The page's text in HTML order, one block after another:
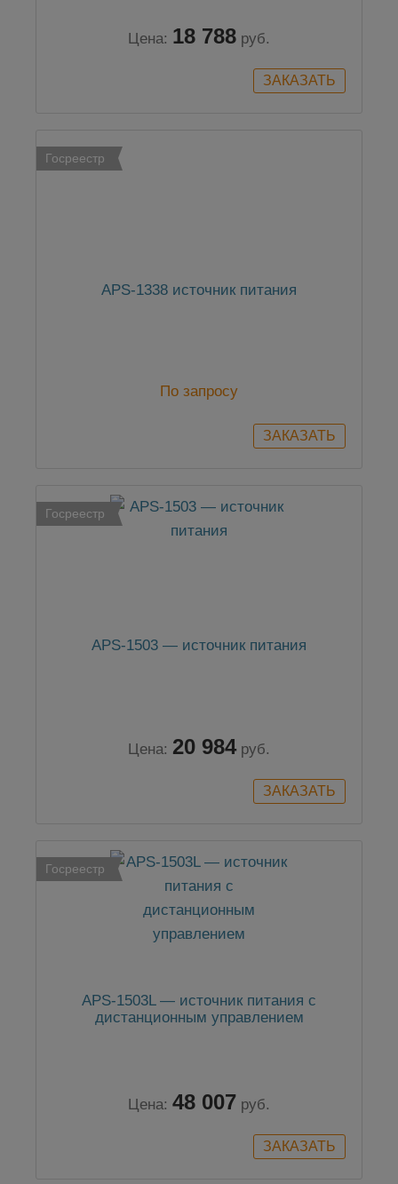
Цена: 18 788 руб.
Госреестр
APS-1338 источник питания
По запросу
Госреестр
APS-1503 — источник питания
Цена: 20 984 руб.
Госреестр
APS-1503L — источник питания с
дистанционным управлением
Цена: 48 007 руб.